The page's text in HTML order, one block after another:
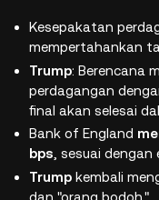
Kesepakatan
mempertahankan
Trump: Berencana
perdagangan
final akan selesai
Bank of England
bps , sesuai
Trump kembali
dan "orang bodoh."